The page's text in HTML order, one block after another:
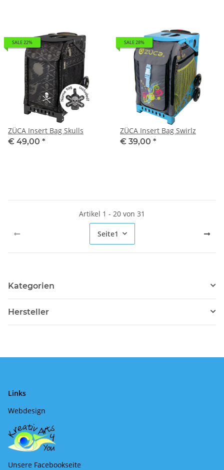
SALE 22%
ZÜCA Insert Bag Skulls
€ 49,00 *
SALE 28%
ZÜCA Insert Bag Swirlz
€ 39,00 *
Artikel 1 - 20 von 31
Seite1
Kategorien
Hersteller
Links
Webdesign
Unsere Facebookseite